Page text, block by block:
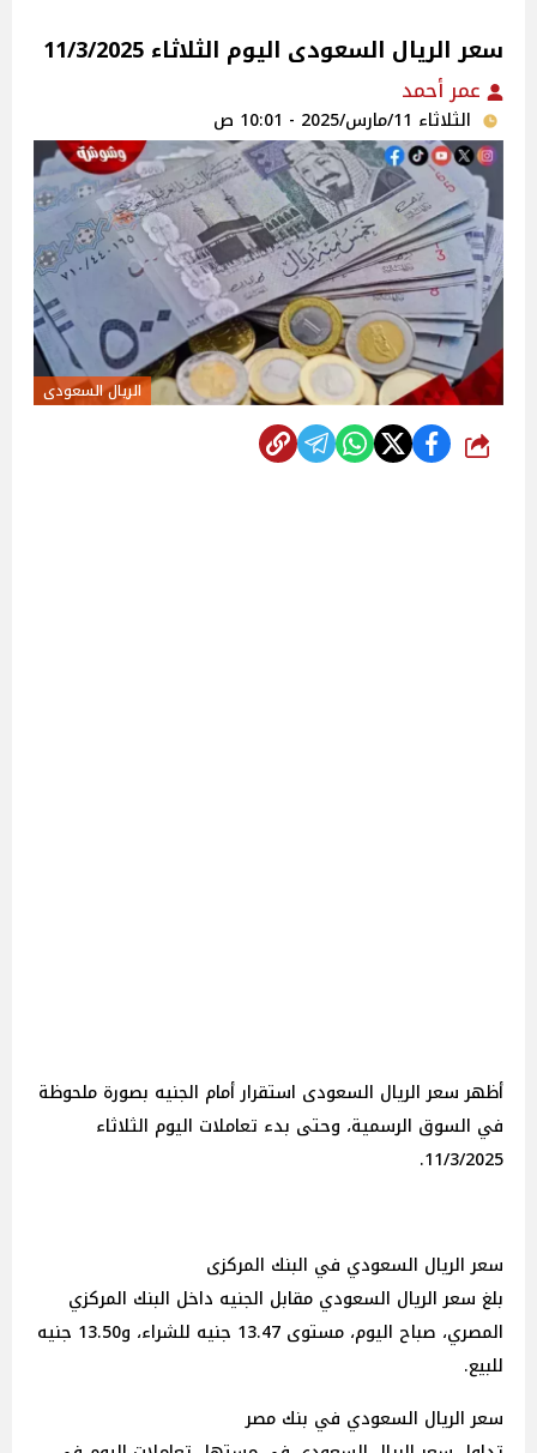
سعر الريال السعودى اليوم الثلاثاء 11/3/2025
عمر أحمد
الثلاثاء 11/مارس/2025 - 10:01 ص
الريال السعودى
شارك
أظهر سعر الريال السعودى استقرار أمام الجنيه بصورة ملحوظة
في السوق الرسمية، وحتى بدء تعاملات اليوم الثلاثاء
11/3/2025.
سعر الريال السعودي في البنك المركزى
بلغ سعر الريال السعودي مقابل الجنيه داخل البنك المركزي
المصري، صباح اليوم، مستوى 13.47 جنيه للشراء، و13.50 جنيه
للبيع.
سعر الريال السعودي في بنك مصر